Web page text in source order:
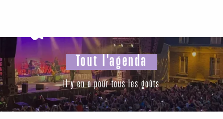
principal
Tout l'agenda
il y en a pour tous les goûts